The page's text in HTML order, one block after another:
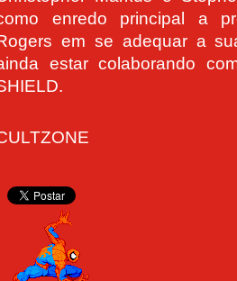
enredo principal a
em se adequar a
estar colaborando